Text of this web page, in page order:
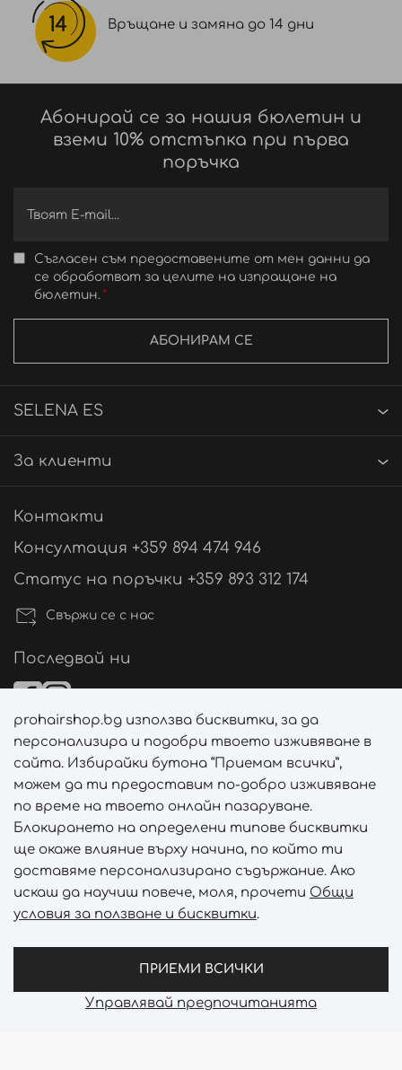
Връщане и замяна до 14 дни
Абонирай се за нашия бюлетин и
вземи 10% отстъпка при първа
поръчка
Съгласен съм предоставените от мен данни да
се обработват за целите на изпращане на
бюлетин.
АБОНИРАМ СЕ
SELENA ES
За клиенти
Контакти
Консултация +359 894 474 946
Статус на поръчки +359 893 312 174
Свържи се с нас
Последвай ни
Начини на плащане
Начини на доставка
Отключи ексклузивни отстъпки и лимитирани
Prohair Shop © 2026 - Всички права запазени
prohairshop.bg използва бисквитки, за да
персонализира и подобри твоето изживяване в
сайта. Избирайки бутона “Приемам всички”,
можем да ти предоставим по-добро изживяване
по време на твоето онлайн пазаруване.
Блокирането на определени типове бисквитки
ще окаже влияние върху начина, по който ти
доставяме персонализирано съдържание. Ако
искаш да научиш повече, моля, прочети Общи
условия за ползване и бисквитки.
ПРИЕМИ ВСИЧКИ
Управлявай предпочитанията